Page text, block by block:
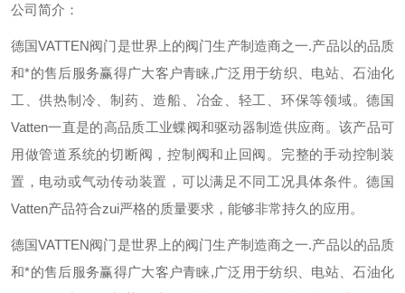
公司简介：
德国VATTEN阀门是世界上的阀门生产制造商之一.产品以的品质
和*的售后服务赢得广大客户青睐,广泛用于纺织、电站、石油化
工、供热制冷、制药、造船、冶金、轻工、环保等领域。德国
Vatten一直是的高品质工业蝶阀和驱动器制造供应商。该产品可
用做管道系统的切断阀，控制阀和止回阀。完整的手动控制装
置，电动或气动传动装置，可以满足不同工况具体条件。德国
Vatten产品符合zui严格的质量要求，能够非常持久的应用。
德国VATTEN阀门是世界上的阀门生产制造商之一.产品以的品质
和*的售后服务赢得广大客户青睐,广泛用于纺织、电站、石油化